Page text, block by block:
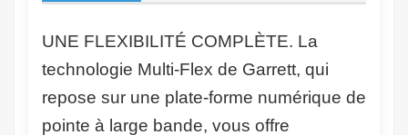
UNE FLEXIBILITÉ COMPLÈTE. La
technologie Multi-Flex de Garrett, qui
repose sur une plate-forme numérique de
pointe à large bande, vous offre